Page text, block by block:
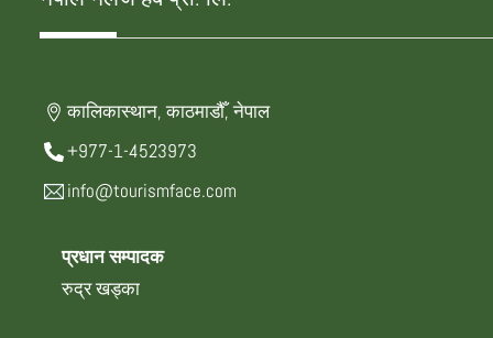
कालिकास्थान, काठमाडौँ, नेपाल
+977-1-4523973
info@tourismface.com
प्रधान सम्पादक
रुद्र खड्का